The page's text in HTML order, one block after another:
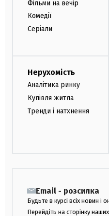
Фільми на вечір
Комедії
Серіали
Нерухомість
Аналітика ринку
Купівля житла
Тренди і натхнення
Email - розсилка
Будьте в курсі всіх новин і
Перейдіть на сторінку